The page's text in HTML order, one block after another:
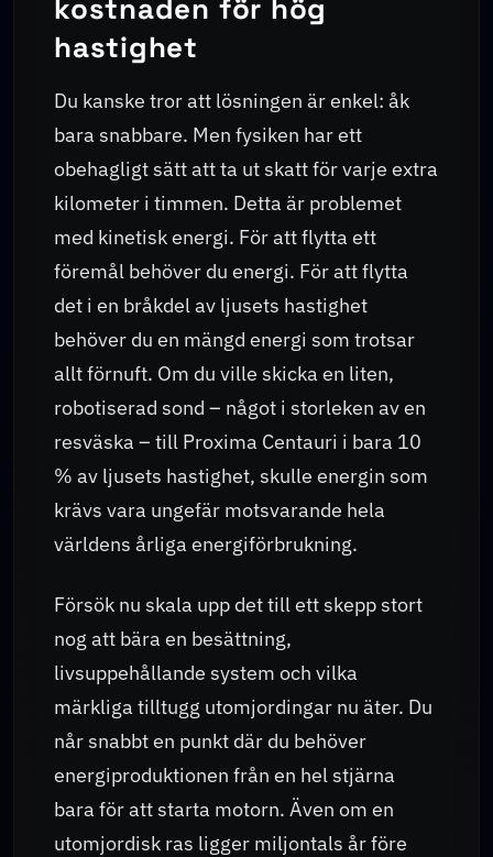
kostnaden för hög
hastighet
Du kanske tror att lösningen är enkel: åk
bara snabbare. Men fysiken har ett
obehagligt sätt att ta ut skatt för varje extra
kilometer i timmen. Detta är problemet
med kinetisk energi. För att flytta ett
föremål behöver du energi. För att flytta
det i en bråkdel av ljusets hastighet
behöver du en mängd energi som trotsar
allt förnuft. Om du ville skicka en liten,
robotiserad sond – något i storleken av en
resväska – till Proxima Centauri i bara 10
% av ljusets hastighet, skulle energin som
krävs vara ungefär motsvarande hela
världens årliga energiförbrukning.
Försök nu skala upp det till ett skepp stort
nog att bära en besättning,
livsuppehållande system och vilka
märkliga tilltugg utomjordingar nu äter. Du
når snabbt en punkt där du behöver
energiproduktionen från en hel stjärna
bara för att starta motorn. Även om en
utomjordisk ras ligger miljontals år före